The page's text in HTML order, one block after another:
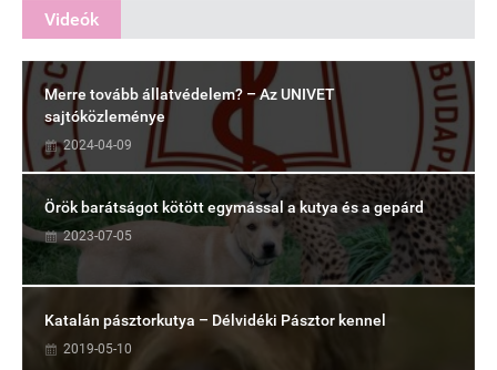
Videók
Merre tovább állatvédelem? – Az UNIVET
sajtóközleménye
2024-04-09
Örök barátságot kötött egymással a kutya és a gepárd
2023-07-05
Katalán pásztorkutya – Délvidéki Pásztor kennel
2019-05-10